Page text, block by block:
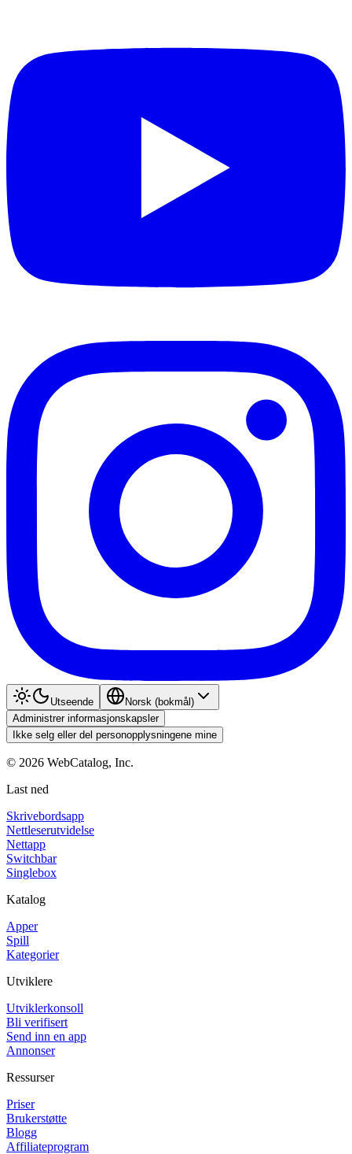
Utseende
Norsk (bokmål)
Administrer informasjonskapsler
Ikke selg eller del personopplysningene mine
© 2026 WebCatalog, Inc.
Last ned
Skrivebordsapp
Nettleserutvidelse
Nettapp
Switchbar
Singlebox
Katalog
Apper
Spill
Kategorier
Utviklere
Utviklerkonsoll
Bli verifisert
Send inn en app
Annonser
Ressurser
Priser
Brukerstøtte
Blogg
Affiliateprogram